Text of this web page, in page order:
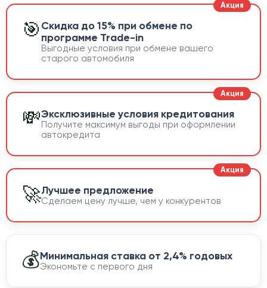
🎯 Скидка до 15% при обмене по
программе Trade-in
Выгодные условия при обмене вашего
старого автомобиля
💸Эксклюзивные условия кредитования
Получите максимум выгоды при оформлении
автокредита
🚀Лучшее предложение
Сделаем цену лучше, чем у конкурентов
💰Минимальная ставка от 2,4% годовых
Экономьте с первого дня